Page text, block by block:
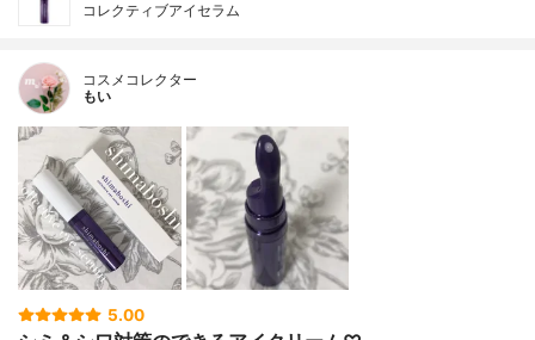
コレクティブアイセラム
コスメコレクター
もい
5.00